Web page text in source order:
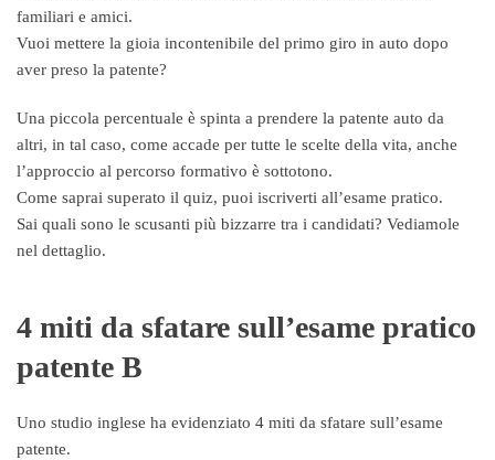
familiari e amici.
Vuoi mettere la gioia incontenibile del primo giro in auto dopo
aver preso la patente?
Una piccola percentuale è spinta a prendere la patente auto da
altri, in tal caso, come accade per tutte le scelte della vita, anche
l’approccio al percorso formativo è sottotono.
Come saprai superato il quiz, puoi iscriverti all’esame pratico.
Sai quali sono le scusanti più bizzarre tra i candidati? Vediamole
nel dettaglio.
4 miti da sfatare sull’esame pratico
patente B
Uno studio inglese ha evidenziato 4 miti da sfatare sull’esame
patente.